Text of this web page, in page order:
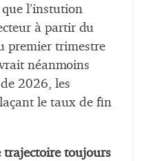
l’instution
à partir du
premier trimestre
néanmoins
2026, les
le taux de fin
trajectoire toujours